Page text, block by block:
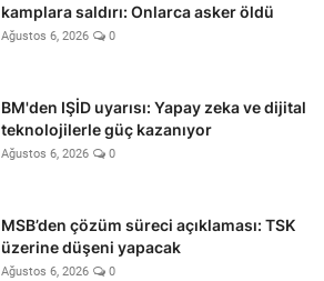
kamplara saldırı: Onlarca asker öldü
Ağustos 6, 2026 0
BM'den IŞİD uyarısı: Yapay zeka ve dijital
teknolojilerle güç kazanıyor
Ağustos 6, 2026 0
MSB’den çözüm süreci açıklaması: TSK
üzerine düşeni yapacak
Ağustos 6, 2026 0